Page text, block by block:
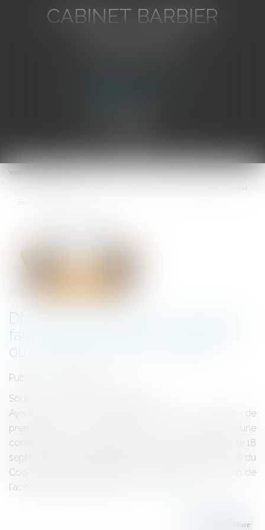
CABINET BARBIER
Ouvrir
le
Vous êtes ici :
Droit de rétractation et délai légal :
faut-il retenir la date de réception
ou la date d’envoi du courrier ?
Publié le :
Source :
Ayant conclu le 4 septembre 2020 un contrat de
prestation de services avec une société, une
consommatrice avait exercé son droit de rétractation le 18
septembre suivant, en application de l'article L 221-8 du
Code de la consommation, et demandé la restitution de
l'acompte qu'elle avait versé...